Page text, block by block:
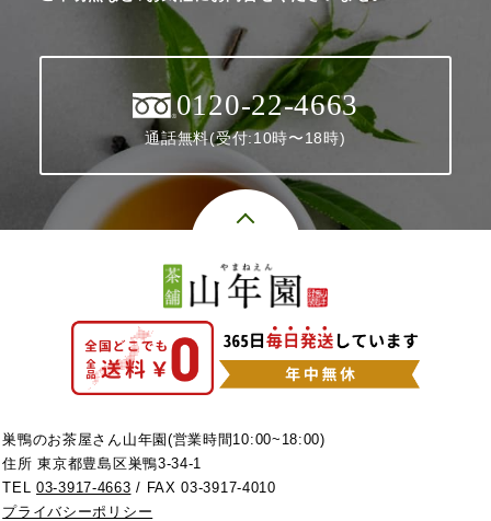
0120-22-4663
通話無料(受付:10時〜18時)
巣鴨のお茶屋さん山年園(営業時間10:00~18:00)
住所 東京都豊島区巣鴨3-34-1
TEL03-3917-4663 / FAX 03-3917-4010
プライバシーポリシー